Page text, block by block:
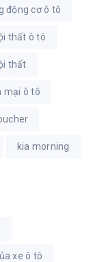
động cơ ô tô
thất ô tô
thất
mại ô tô
kia morning
xe ô tô